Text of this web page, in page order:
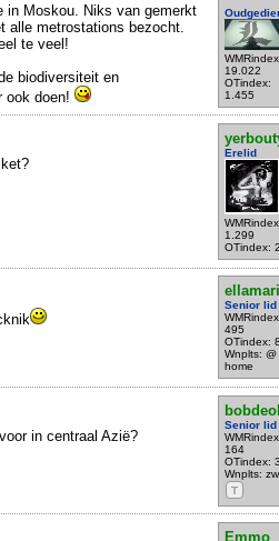
19.022
OTindex:
1.455
in Moskou. Niks van gemerkt
alle metrostations bezocht.
te veel!
biodiversiteit en
ook doen!
Erelid
1.299
OTindex:
Senior lid
495
OTindex:
Wnplts: @
home
Senior lid
164
OTindex:
Wnplts:
T
in centraal Azië?
Emmo